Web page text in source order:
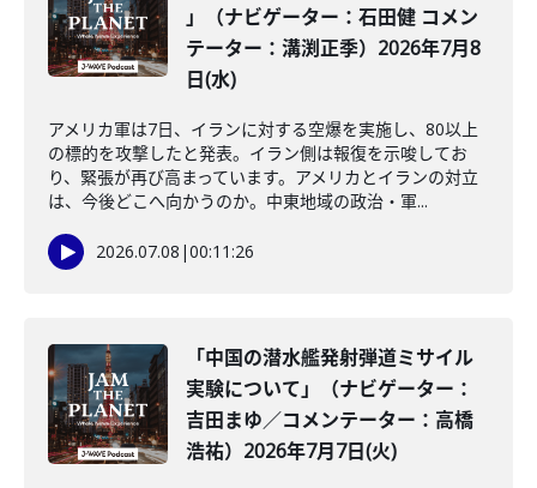
」（ナビゲーター：石田健 コメン
テーター：溝渕正季）2026年7月8
日(水)
アメリカ軍は7日、イランに対する空爆を実施し、80以上
の標的を攻撃したと発表。イラン側は報復を示唆してお
り、緊張が再び高まっています。アメリカとイランの対立
は、今後どこへ向かうのか。中東地域の政治・軍...
2026.07.08 |00:11:26
「中国の潜水艦発射弾道ミサイル
実験について」（ナビゲーター：
吉田まゆ／コメンテーター：高橋
浩祐）2026年7月7日(火)